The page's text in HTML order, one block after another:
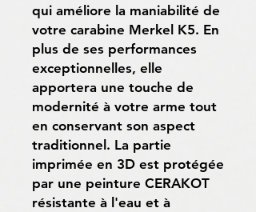
qui améliore la maniabilité de
votre carabine Merkel K5. En
plus de ses performances
exceptionnelles, elle
apportera une touche de
modernité à votre arme tout
en conservant son aspect
traditionnel. La partie
imprimée en 3D est protégée
par une peinture CERAKOT
résistante à l'eau et à